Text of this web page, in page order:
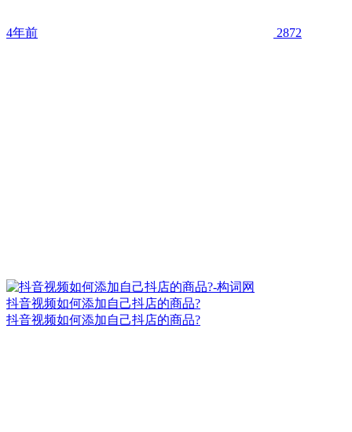
4年前 2872
抖音视频如何添加自己抖店的商品?
抖音视频如何添加自己抖店的商品?